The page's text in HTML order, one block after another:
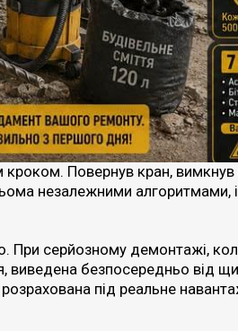
кроком. Повернув кран,
незалежними алгоритмами,
При серйозному демонтажі,
виведена безпосередньо від
під реальне